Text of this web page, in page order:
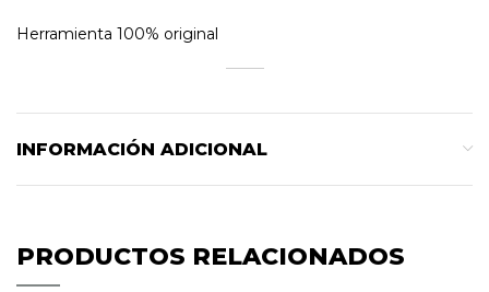
Herramienta 100% original
INFORMACIÓN ADICIONAL
PRODUCTOS RELACIONADOS